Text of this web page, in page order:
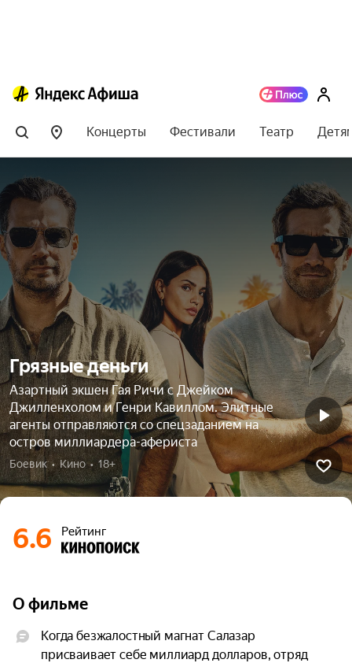
Концерты Фестивали Театр
Грязные деньги
Азартный экшен Гая Ричи с Джейком
Джилленхолом и Генри Кавиллом. Элитные
агенты отправляются со спецзаданием на
остров миллиардера-афериста
Боевик  •  Кино  •  18+
6.6 Рейтинг
О фильме
Когда безжалостный магнат Салазар
присваивает себе миллиард долларов, отряд